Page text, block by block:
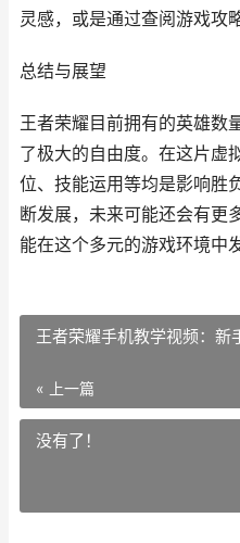
灵感，或是通过查阅游戏攻
总结与展望
王者荣耀目前拥有的英雄数
了极大的自由度。在这片虚
位、技能运用等均是影响胜
断发展，未来可能还会有更
能在这个多元的游戏环境中
王者荣耀手机教学视频：新
« 上一篇
没有了！